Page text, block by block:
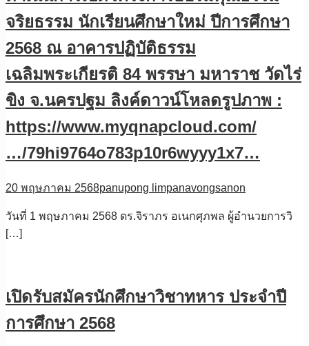
จริยธรรม นักเรียนศึกษาใหม่ ปีการศึกษา
2568 ณ อาคารปฏิบัติธรรม
เฉลิมพระเกียรติ 84 พรรษา มหาราช วัดไร่
ขิง จ.นครปฐม ลิงค์ดาวน์โหลดรูปภาพ :
https://www.myqnapcloud.com/
…/79hi9764o783p10r6wyyy1x7…
20 พฤษภาคม 2568panupong limpanavongsanon
วันที่ 1 พฤษภาคม 2568 ดร.จิราภร อเนกศุภพล ผู้อำนวยการวิ
[…]
เปิดรับสมัครนักศึกษาวิชาทหาร ประจำปี
การศึกษา 2568